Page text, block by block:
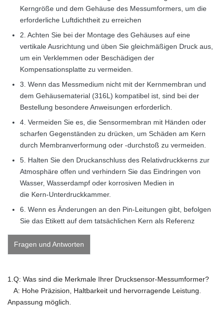
Kerngröße und dem Gehäuse des Messumformers, um die
erforderliche Luftdichtheit zu erreichen
2. Achten Sie bei der Montage des Gehäuses auf eine
vertikale Ausrichtung und üben Sie gleichmäßigen Druck aus,
um ein Verklemmen oder Beschädigen der
Kompensationsplatte zu vermeiden.
3. Wenn das Messmedium nicht mit der Kernmembran und
dem Gehäusematerial (316L) kompatibel ist, sind bei der
Bestellung besondere Anweisungen erforderlich.
4. Vermeiden Sie es, die Sensormembran mit Händen oder
scharfen Gegenständen zu drücken, um Schäden am Kern
durch Membranverformung oder -durchstoß zu vermeiden.
5. Halten Sie den Druckanschluss des Relativdruckkerns zur
Atmosphäre offen und verhindern Sie das Eindringen von
Wasser, Wasserdampf oder korrosiven Medien in
die Kern-Unterdruckkammer.
6. Wenn es Änderungen an den Pin-Leitungen gibt, befolgen
Sie das Etikett auf dem tatsächlichen Kern als Referenz
Fragen und Antworten
1.Q: Was sind die Merkmale Ihrer Drucksensor-Messumformer?
A: Hohe Präzision, Haltbarkeit und hervorragende Leistung.
Anpassung möglich.